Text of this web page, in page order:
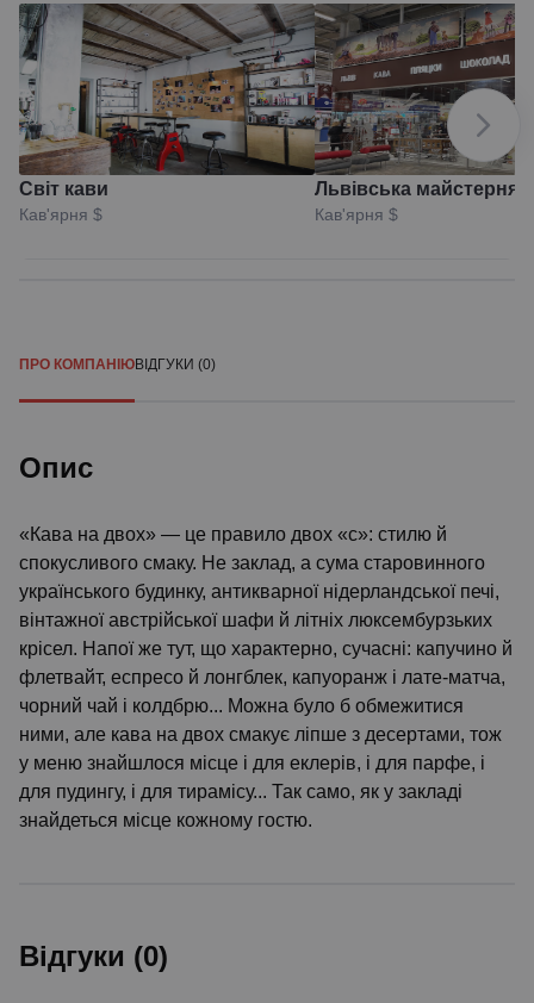
Світ кави
Кав'ярня $
Львівська майстерня
шоколаду
Кав'ярня $
ПРО КОМПАНІЮВІДГУКИ (0)
Опис
«Кава на двох» — це правило двох «с»: стилю й
спокусливого смаку. Не заклад, а сума старовинного
українського будинку, антикварної нідерландської печі,
вінтажної австрійської шафи й літніх люксембурзьких
крісел. Напої же тут, що характерно, сучасні: капучино й
флетвайт, еспресо й лонгблек, капуоранж і лате-матча,
чорний чай і колдбрю... Можна було б обмежитися
ними, але кава на двох смакує ліпше з десертами, тож
у меню знайшлося місце і для еклерів, і для парфе, і
для пудингу, і для тирамісу... Так само, як у закладі
знайдеться місце кожному гостю.
Відгуки (0)